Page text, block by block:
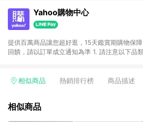
Yahoo購物中心
提供百萬商品讓您超好逛，15天鑑賞期購物保
回饋，請以訂單成立通知為準 1. 請注意以下品類商品均無回饋：
電玩/遊戲/相機/單眼/鏡頭/拍立得 [2024/6/1起
的購回饋活動享Yahoo超贈點回饋者 - 購物中心
相似商品 熱銷排行榜 商品描述
相似商品